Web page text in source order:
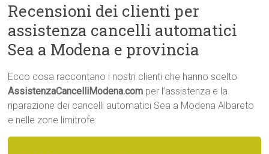
Recensioni dei clienti per
assistenza cancelli automatici
Sea a Modena e provincia
Ecco cosa raccontano i nostri clienti che hanno scelto
AssistenzaCancelliModena.com per l’assistenza e la
riparazione dei cancelli automatici Sea a Modena Albareto
e nelle zone limitrofe: